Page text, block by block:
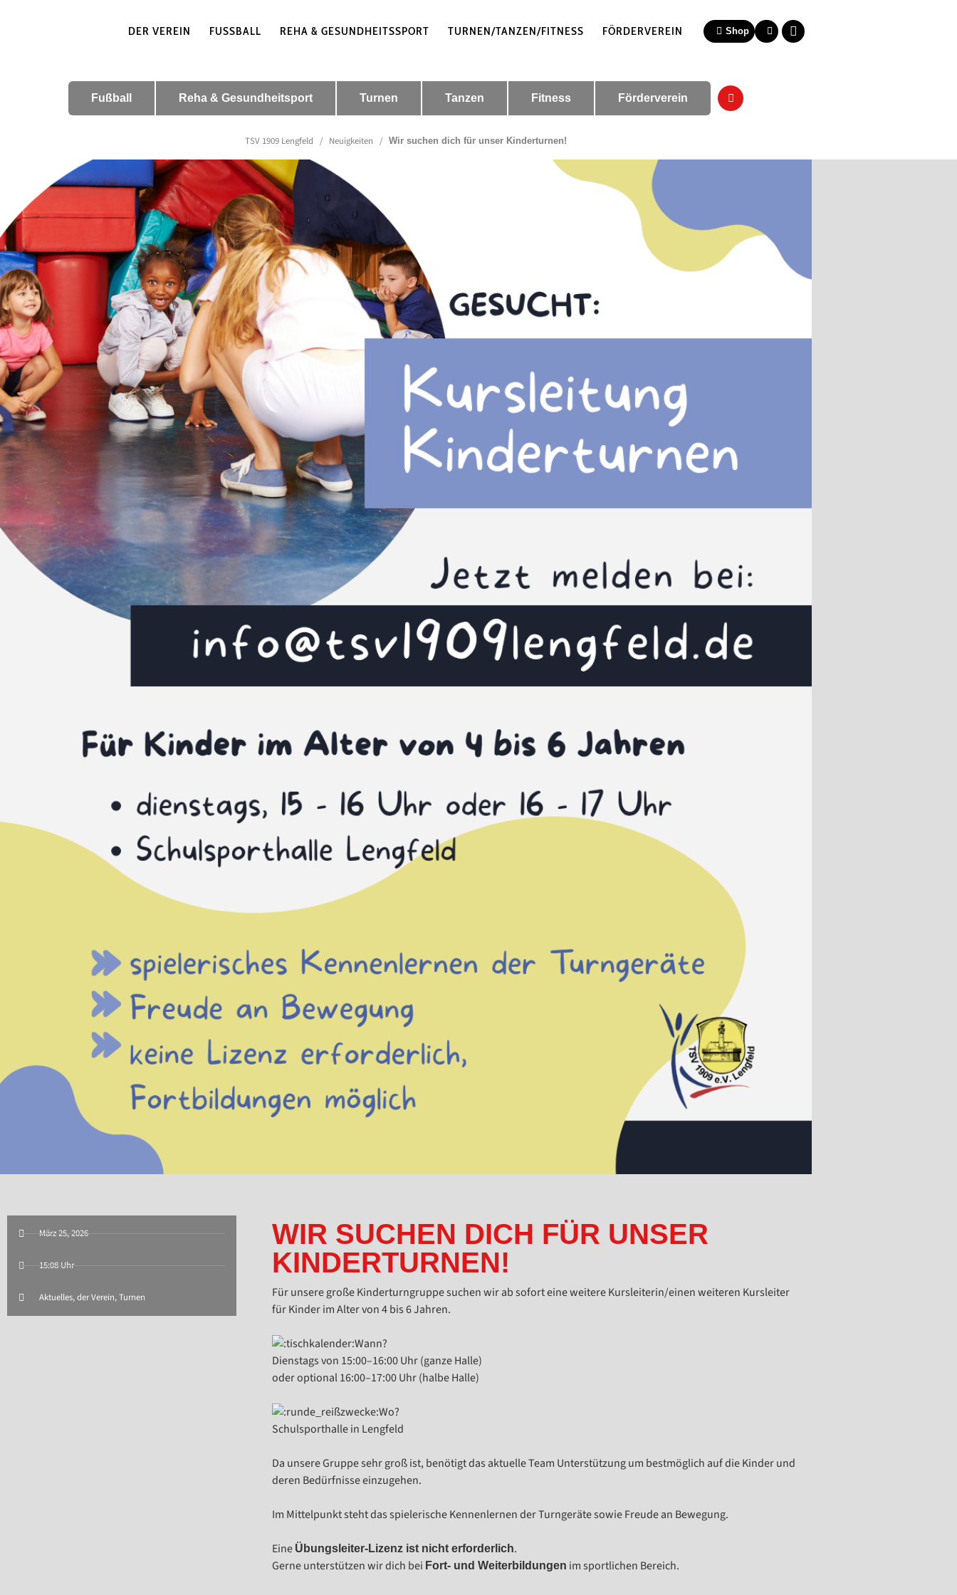
DER VEREIN FUSSBALL REHA & GESUNDHEITSSPORT TURNEN/TANZEN/FITNESS FÖRDERVEREIN Shop
Fußball Reha & Gesundheitsport Turnen Tanzen Fitness Förderverein
TSV 1909 Lengfeld / Neuigkeiten / Wir suchen dich für unser Kinderturnen!
März 25, 2026
15:08 Uhr
Aktuelles,der Verein,Turnen
WIR SUCHEN DICH FÜR UNSER
KINDERTURNEN!
Für unsere große Kinderturngruppe suchen wir ab sofort eine weitere Kursleiterin/einen weiteren Kursleiter
für Kinder im Alter von 4 bis 6 Jahren.
Wann?
Dienstags von 15:00–16:00 Uhr (ganze Halle)
oder optional 16:00–17:00 Uhr (halbe Halle)
Wo?
Schulsporthalle in Lengfeld
Da unsere Gruppe sehr groß ist, benötigt das aktuelle Team Unterstützung um bestmöglich auf die Kinder und
deren Bedürfnisse einzugehen.
Im Mittelpunkt steht das spielerische Kennenlernen der Turngeräte sowie Freude an Bewegung.
Eine Übungsleiter-Lizenz ist nicht erforderlich.
Gerne unterstützen wir dich bei Fort- und Weiterbildungen im sportlichen Bereich.